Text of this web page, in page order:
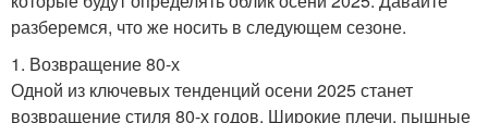
разберемся, что же носить в следующем сезоне.
1. Возвращение 80-х
Одной из ключевых тенденций осени 2025 станет
возвращение стиля 80-х годов. Широкие плечи, пышные